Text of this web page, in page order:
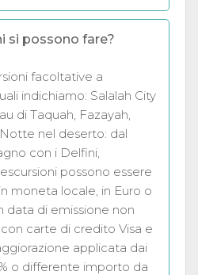
si possono fare?
facoltative a
indichiamo: Salalah City
di Taquah, Fazayah,
nel deserto: dal
con i Delfini,
possono essere
moneta locale, in Euro o
data di emissione non
carte di credito Visa e
applicata dai
o differente importo da